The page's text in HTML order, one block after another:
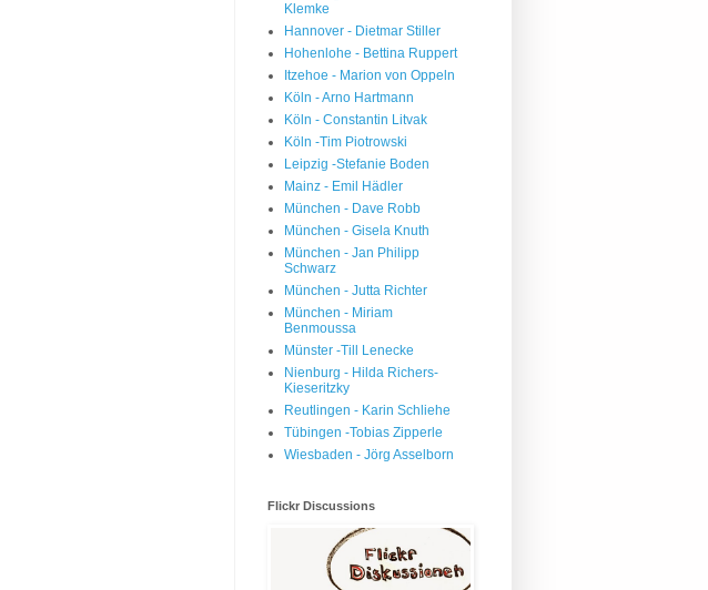
Klemke
Hannover - Dietmar Stiller
Hohenlohe - Bettina Ruppert
Itzehoe - Marion von Oppeln
Köln - Arno Hartmann
Köln - Constantin Litvak
Köln -Tim Piotrowski
Leipzig -Stefanie Boden
Mainz - Emil Hädler
München - Dave Robb
München - Gisela Knuth
München - Jan Philipp
Schwarz
München - Jutta Richter
München - Miriam
Benmoussa
Münster -Till Lenecke
Nienburg - Hilda Richers-
Kieseritzky
Reutlingen - Karin Schliehe
Tübingen -Tobias Zipperle
Wiesbaden - Jörg Asselborn
Flickr Discussions